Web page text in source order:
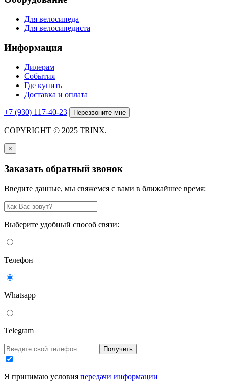
Для велосипеда
Для велосипедиста
Информация
Дилерам
События
Где купить
Доставка и оплата
+7 (930) 117-40-23 Перезвоните мне
COPYRIGHT © 2025 TRINX.
×
Заказать обратный звонок
Введите данные, мы свяжемся с вами в ближайшее время:
Выберите удобный способ связи:
Телефон
Whatsapp
Telegram
Получить
Я принимаю условия передачи информации